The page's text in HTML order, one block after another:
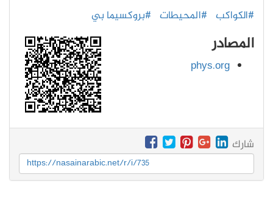
#الكواكب #المحيطات #بروكسيما بي
المصادر
phys.org
شارك
https://nasainarabic.net/r/i/735